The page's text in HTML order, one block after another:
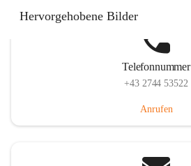
Hervorgehobene Bilder
Telefonnummer
+43 2744 53522
Anrufen